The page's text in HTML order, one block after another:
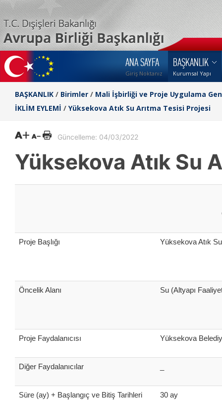
ANA SAYFA
Giriş Noktanız
BAŞKANLIK
Kurumsal Yapı
BAŞKANLIK / Birimler / Mali İşbirliği ve Proje Uygulama
İKLİM EYLEMİ / Yüksekova Atık Su Arıtma Tesisi Projesi
Güncelleme: 04/03/2022
Yüksekova Atık Su
Proje Başlığı Yüksekova Atık
Öncelik Alanı Su (Altyapı
Proje Faydalanıcısı Yüksekova
Diğer Faydalanıcılar
Süre (ay) + Başlangıç ve Bitiş Tarihleri
30 ay